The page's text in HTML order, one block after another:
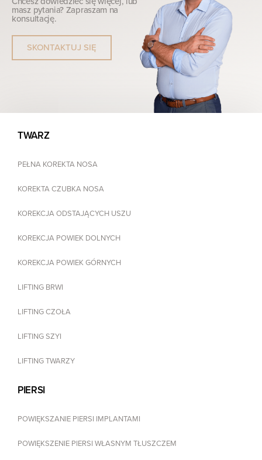
masz pytania? Zapraszam na
konsultację.
SKONTAKTUJ SIĘ
TWARZ
PEŁNA KOREKTA NOSA
KOREKTA CZUBKA NOSA
KOREKCJA ODSTAJĄCYCH USZU
KOREKCJA POWIEK DOLNYCH
KOREKCJA POWIEK GÓRNYCH
LIFTING BRWI
LIFTING CZOŁA
LIFTING SZYI
LIFTING TWARZY
PIERSI
POWIĘKSZANIE PIERSI IMPLANTAMI
POWIĘKSZENIE PIERSI WŁASNYM TŁUSZCZEM